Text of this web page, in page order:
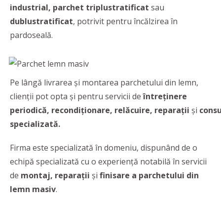
industrial, parchet triplustratificat sau
dublustratificat, potrivit pentru încălzirea în
pardoseală.
Pe lângă livrarea și montarea parchetului din lemn,
clienții pot opta și pentru servicii deîntreținere
periodică, recondiționare, relăcuire, reparații și
specializată.
Firma este specializată în domeniu, dispunând de o
echipă specializată cu o experiență notabilă în servicii
de montaj, reparaţii și finisare a parchetului din
lemn masiv.